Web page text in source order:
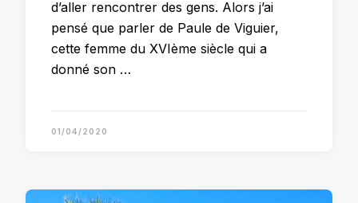
d’aller rencontrer des gens. Alors j’ai
pensé que parler de Paule de Viguier,
cette femme du XVIème siècle qui a
donné son …
01/04/2020